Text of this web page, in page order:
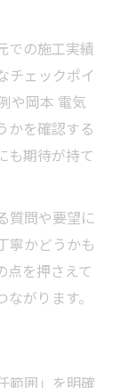
での施工実績
チェックポイ
や岡本 電気
かを確認する
も期待が持て
質問や要望に
寧かどうかも
点を押さえて
がります。
範囲」を明確